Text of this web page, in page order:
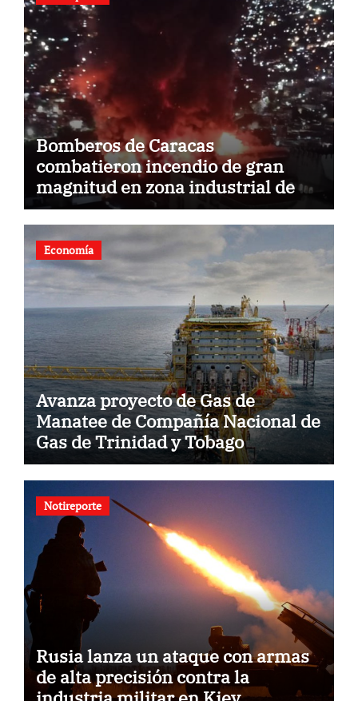
Bomberos de Caracas
combatieron incendio de gran
magnitud en zona industrial de El
Llanito
Economía
Avanza proyecto de Gas de
Manatee de Compañía Nacional de
Gas de Trinidad y Tobago
Notireporte
Rusia lanza un ataque con armas
de alta precisión contra la